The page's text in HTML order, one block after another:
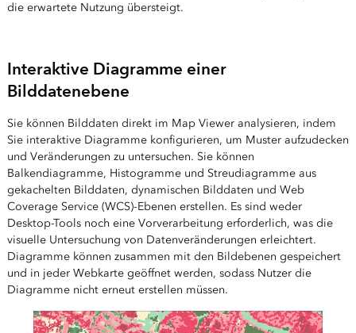
die erwartete Nutzung übersteigt.
Interaktive Diagramme einer
Bilddatenebene
Sie können Bilddaten direkt im Map Viewer analysieren, indem
Sie interaktive Diagramme konfigurieren, um Muster aufzudecken
und Veränderungen zu untersuchen. Sie können
Balkendiagramme, Histogramme und Streudiagramme aus
gekachelten Bilddaten, dynamischen Bilddaten und Web
Coverage Service (WCS)-Ebenen erstellen. Es sind weder
Desktop-Tools noch eine Vorverarbeitung erforderlich, was die
visuelle Untersuchung von Datenveränderungen erleichtert.
Diagramme können zusammen mit den Bildebenen gespeichert
und in jeder Webkarte geöffnet werden, sodass Nutzer die
Diagramme nicht erneut erstellen müssen.